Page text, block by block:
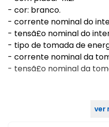
- cor: branco.
- corrente nominal do
- tensã£o nominal do
- tipo de tomada de
- corrente nominal da
- tensã£o nominal da
ver